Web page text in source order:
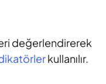
değerlendirerek
kullanılır.